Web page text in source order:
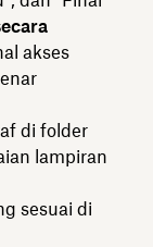
akses
di folder
lampiran
sesuai di